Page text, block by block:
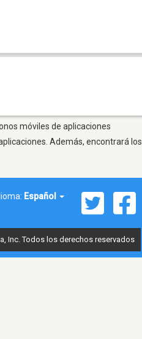
móviles de aplicaciones
Además, encontrará los
Español
Inc. Todos los derechos reservados